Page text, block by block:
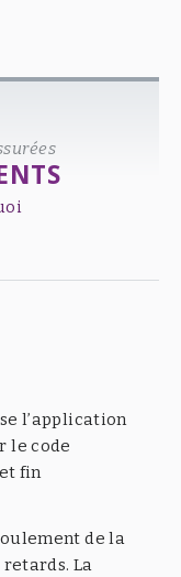
l’application
le code
fin
de la
La